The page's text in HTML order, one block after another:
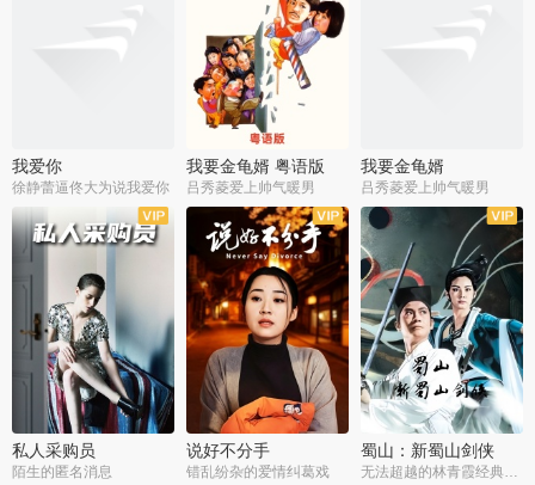
我爱你
徐静蕾逼佟大为说我爱你
我要金龟婿 粤语版
吕秀菱爱上帅气暖男
我要金龟婿
吕秀菱爱上帅气暖男
私人采购员
陌生的匿名消息
说好不分手
错乱纷杂的爱情纠葛戏
蜀山：新蜀山剑侠
无法超越的林青霞经典角色